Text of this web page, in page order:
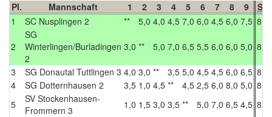
Pl. Mannschaft 1 2 3 4 5 6 7 8 9
Sp
1
SC Nusplingen 2 ** 5,0 4,0 4,5 7,0 6,0 4,5 6,0 7,5 8
2
SG
Winterlingen/Burladingen
2
3,0 ** 5,0 7,0 6,5 5,5 6,0 6,0 5,0 8
3 SG Donautal Tuttlingen 3 4,0 3,0 ** 3,5 5,0 4,5 4,5 6,0 6,5 8
4
SG Dotternhausen 2 3,5 1,0 4,5 ** 4,5 2,5 6,0 8,0 5,0 8
5
SV Stockenhausen-
Frommern 3
1,0 1,5 3,0 3,5 ** 5,0 7,0 6,5 4,5 8